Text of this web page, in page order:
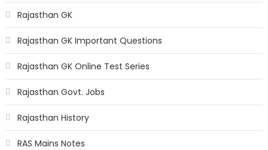
Rajasthan GK
Rajasthan GK Important Questions
Rajasthan GK Online Test Series
Rajasthan Govt. Jobs
Rajasthan History
RAS Mains Notes